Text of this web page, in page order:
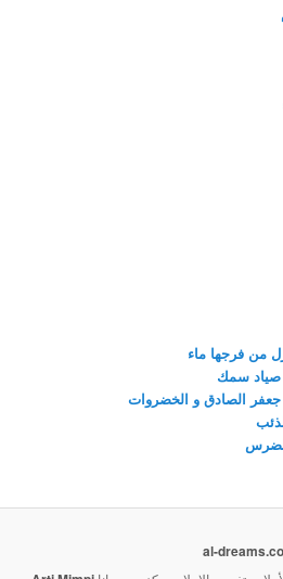
من فرجها ماء
صياد سمك
جعفر الصادق و الخضروات
al-dreams.co